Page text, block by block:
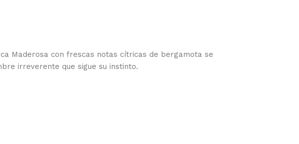
Maderosa con frescas notas cítricas de bergamota se
irreverente que sigue su instinto.